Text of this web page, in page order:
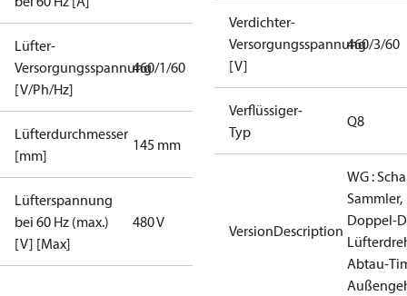
Lüfter-
Versorgungsspannung
[V/Ph/Hz]
460/1/60
Lüfterdurchmesser
[mm]
145 mm
Lüfterspannung
bei 60 Hz (max.)
[V] [Max]
480 V
Verdichter-
Versorgungsspannung
[V]
460/3/60
Verflüssiger-
Typ
Q8
VersionDescription
WG :
Sammler,